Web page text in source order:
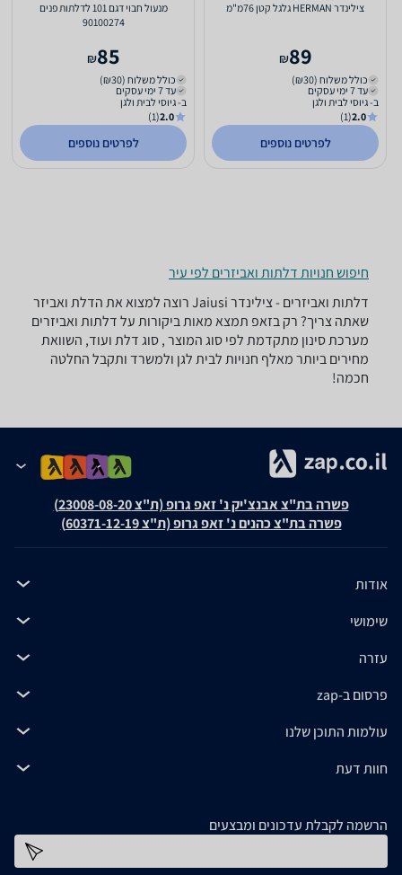
צילינדר HERMAN גלגל קטן 76מ"מ
89
₪
כולל משלוח (₪30)
עד 7 ימי עסקים
ב- גיוסי לבית ולגן
2.0
(1)
לפרטים נוספים
מנעול חבוי דגם 101 לדלתות פנים
90100274
85
₪
כולל משלוח (₪30)
עד 7 ימי עסקים
ב- גיוסי לבית ולגן
2.0
(1)
לפרטים נוספים
חיפוש חנויות דלתות ואביזרים לפי עיר
דלתות ואביזרים - ‏צילינדר ‏Jaiusi רוצה למצוא את הדלת ואביזר
שאתה צריך? רק בזאפ תמצא מאות ביקורות על דלתות ואביזרים
מערכת סינון מתקדמת לפי סוג המוצר , סוג דלת ועוד, השוואת
מחירים ביותר מאלף חנויות לבית לגן ולמשרד ותקבל החלטה
חכמה!
פשרה בת"צ אבנצ'יק נ' זאפ גרופ (ת"צ 23008-08-20)
פשרה בת"צ כהנים נ' זאפ גרופ (ת"צ 60371-12-19)
אודות
שימושי
עזרה
פרסום ב-zap
עולמות התוכן שלנו
חוות דעת
הרשמה לקבלת עדכונים ומבצעים